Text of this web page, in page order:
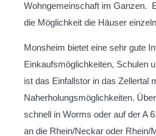
Wohngemeinschaft im Ganzen.
die Möglichkeit die Häuser
Monsheim bietet eine sehr gute
Einkaufsmöglichkeiten, Schulen
ist das Einfallstor in das Zellertal
Naherholungsmöglichkeiten.
schnell in Worms oder auf der A
an die Rhein/Neckar oder Rhein/